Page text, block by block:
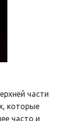
части
которые
часто и